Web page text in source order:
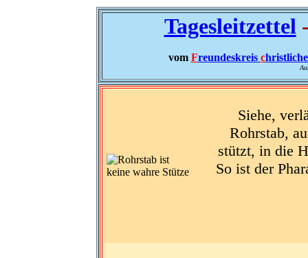
Tagesleitzettel
vom Freundeskreis c
Siehe,
Rohrstab,
stützt, in die
So ist der